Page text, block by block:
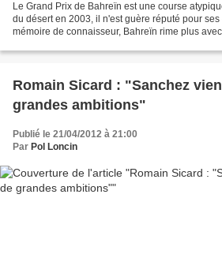
Le Grand Prix de Bahreïn est une course
du désert en 2003, il n'est guère réputé pour
mémoire de connaisseur, Bahreïn rime plus
Romain Sicard : "Sanchez
grandes ambitions"
Publié le 21/04/2012 à 21:00
Par Pol Loncin